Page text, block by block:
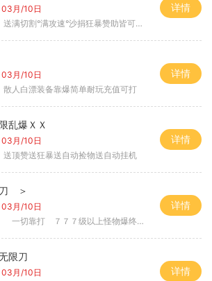
03月/10日
送满切割°满攻速°沙捐狂暴赞助皆可嫖°
详情
03月/10日
散人白漂装备靠爆简单耐玩充值可打
详情
乱爆ＸＸ
03月/10日
送顶赞送狂暴送自动捡物送自动挂机
详情
＞
03月/10日
一切靠打 ７７７级以上怪物爆终极 ＞
详情
限刀
03月/10日
详情